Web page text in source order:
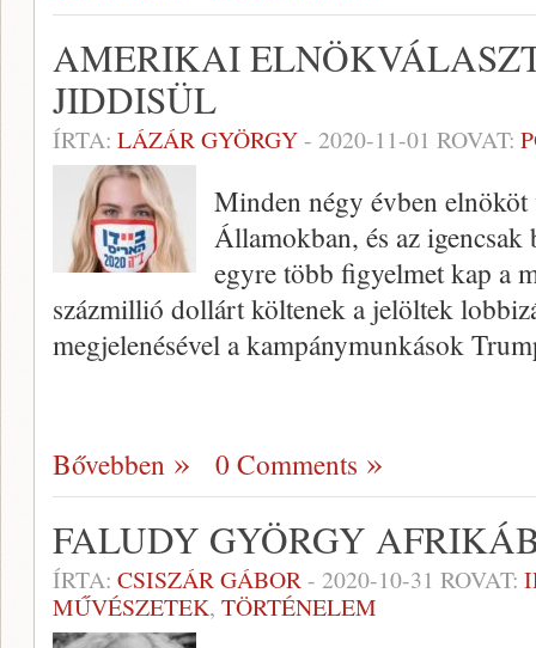
AMERIKAI
JIDDISÜL
ÍRTA: LÁZÁR GYÖRGY- 2020-11-01 ROVAT:
Minden négy évben elnököt
Államokban, és az
egyre több figyelmet kap a
százmillió dollárt költenek a jelöltek
megjelenésével a kampánymunkások
Bővebben 0 Comments
FALUDY GYÖRGY
ÍRTA: CSISZÁR GÁBOR- 2020-10-31 ROVAT:
MŰVÉSZETEK, TÖRTÉNELEM